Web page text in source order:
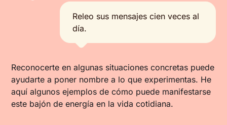
Releo sus mensajes cien veces al
día.
Reconocerte en algunas situaciones concretas puede
ayudarte a poner nombre a lo que experimentas. He
aquí algunos ejemplos de cómo puede manifestarse
este bajón de energía en la vida cotidiana.